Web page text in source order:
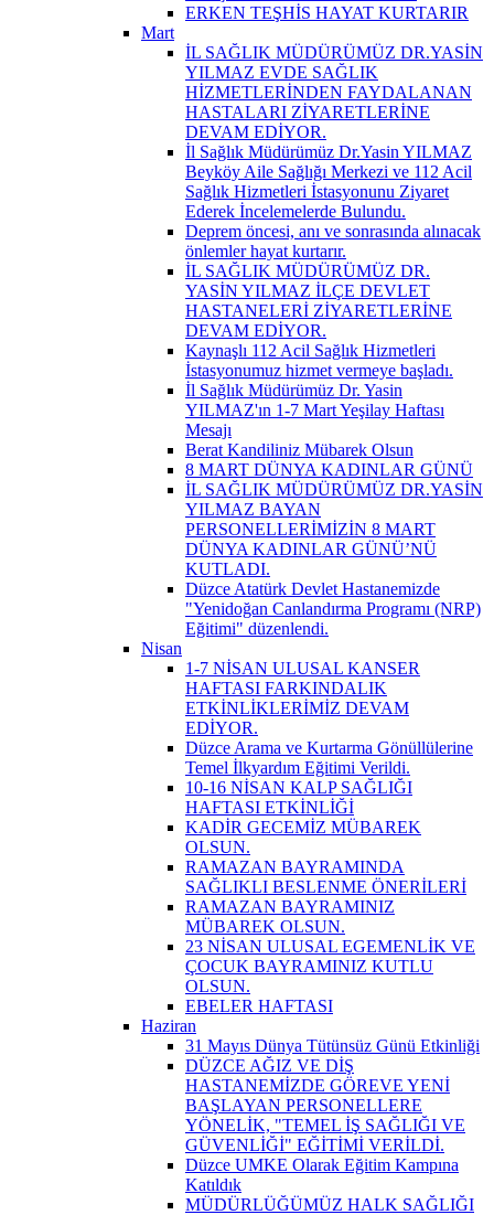
ERKEN TEŞHİS HAYAT KURTARIR
Mart
İL SAĞLIK MÜDÜRÜMÜZ DR.YASİN
YILMAZ EVDE SAĞLIK
HİZMETLERİNDEN FAYDALANAN
HASTALARI ZİYARETLERİNE
DEVAM EDİYOR.
İl Sağlık Müdürümüz Dr.Yasin YILMAZ
Beyköy Aile Sağlığı Merkezi ve 112 Acil
Sağlık Hizmetleri İstasyonunu Ziyaret
Ederek İncelemelerde Bulundu.
Deprem öncesi, anı ve sonrasında alınacak
önlemler hayat kurtarır.
İL SAĞLIK MÜDÜRÜMÜZ DR.
YASİN YILMAZ İLÇE DEVLET
HASTANELERİ ZİYARETLERİNE
DEVAM EDİYOR.
Kaynaşlı 112 Acil Sağlık Hizmetleri
İstasyonumuz hizmet vermeye başladı.
İl Sağlık Müdürümüz Dr. Yasin
YILMAZ'ın 1-7 Mart Yeşilay Haftası
Mesajı
Berat Kandiliniz Mübarek Olsun
8 MART DÜNYA KADINLAR GÜNÜ
İL SAĞLIK MÜDÜRÜMÜZ DR.YASİN
YILMAZ BAYAN
PERSONELLERİMİZİN 8 MART
DÜNYA KADINLAR GÜNÜ’NÜ
KUTLADI.
Düzce Atatürk Devlet Hastanemizde
"Yenidoğan Canlandırma Programı (NRP)
Eğitimi" düzenlendi.
Nisan
1-7 NİSAN ULUSAL KANSER
HAFTASI FARKINDALIK
ETKİNLİKLERİMİZ DEVAM
EDİYOR.
Düzce Arama ve Kurtarma Gönüllülerine
Temel İlkyardım Eğitimi Verildi.
10-16 NİSAN KALP SAĞLIĞI
HAFTASI ETKİNLİĞİ
KADİR GECEMİZ MÜBAREK
OLSUN.
RAMAZAN BAYRAMINDA
SAĞLIKLI BESLENME ÖNERİLERİ
RAMAZAN BAYRAMINIZ
MÜBAREK OLSUN.
23 NİSAN ULUSAL EGEMENLİK VE
ÇOCUK BAYRAMINIZ KUTLU
OLSUN.
EBELER HAFTASI
Haziran
31 Mayıs Dünya Tütünsüz Günü Etkinliği
DÜZCE AĞIZ VE DİŞ
HASTANEMİZDE GÖREVE YENİ
BAŞLAYAN PERSONELLERE
YÖNELİK, "TEMEL İŞ SAĞLIĞI VE
GÜVENLİĞİ" EĞİTİMİ VERİLDİ.
Düzce UMKE Olarak Eğitim Kampına
Katıldık
MÜDÜRLÜĞÜMÜZ HALK SAĞLIĞI